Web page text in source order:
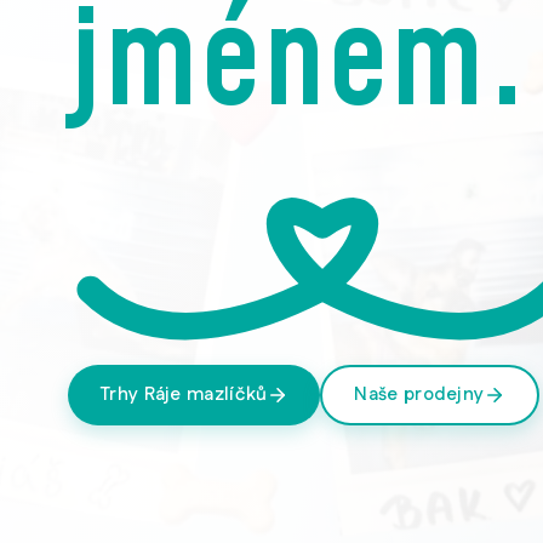
jménem.
Trhy Ráje mazlíčků Naše prodejny